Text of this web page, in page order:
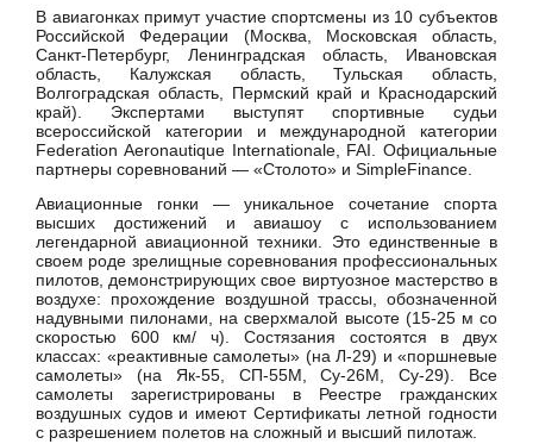
В авиагонках примут участие спортсмены из 10 субъектов
Российской Федерации (Москва, Московская область,
Санкт-Петербург, Ленинградская область, Ивановская
область, Калужская область, Тульская область,
Волгоградская область, Пермский край и Краснодарский
край). Экспертами выступят спортивные судьи
всероссийской категории и международной категории
Federation Aeronautique Internationale, FAI. Официальные
партнеры соревнований — «Столото» и SimpleFinance.
Авиационные гонки — уникальное сочетание спорта
высших достижений и авиашоу с использованием
легендарной авиационной техники. Это единственные в
своем роде зрелищные соревнования профессиональных
пилотов, демонстрирующих свое виртуозное мастерство в
воздухе: прохождение воздушной трассы, обозначенной
надувными пилонами, на сверхмалой высоте (15-25 м со
скоростью 600 км/ ч). Состязания состоятся в двух
классах: «реактивные самолеты» (на Л-29) и «поршневые
самолеты» (на Як-55, СП-55М, Су-26М, Су-29). Все
самолеты зарегистрированы в Реестре гражданских
воздушных судов и имеют Сертификаты летной годности
с разрешением полетов на сложный и высший пилотаж.